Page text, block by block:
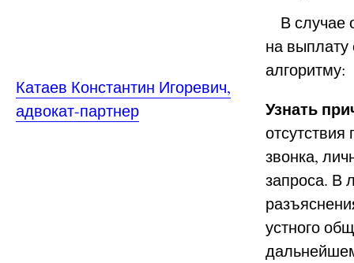
Катаев Константин Игоревич,
адвокат-партнер
В случае
на выплату
алгоритму:
Узнать
звонка,
запроса. В
устного